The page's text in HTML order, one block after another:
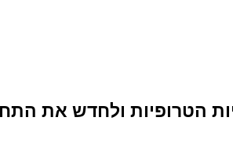
הטרופיות ולחדש את